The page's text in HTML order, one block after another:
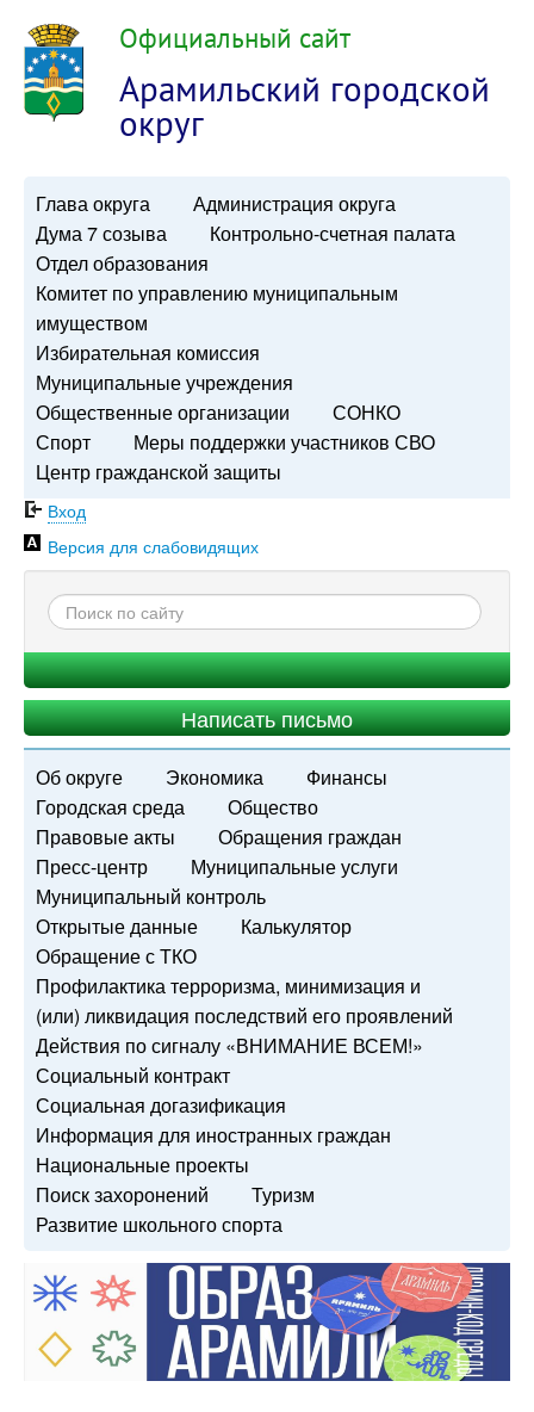
Официальный сайт
Арамильский городской
округ
Глава округа
Администрация округа
Дума 7 созыва
Контрольно-счетная палата
Отдел образования
Комитет по управлению муниципальным
имуществом
Избирательная комиссия
Муниципальные учреждения
Общественные организации
СОНКО
Спорт
Меры поддержки участников СВО
Центр гражданской защиты
Вход
Версия для слабовидящих
Написать письмо
Об округе Экономика
Финансы
Городская среда
Общество
Правовые акты
Обращения граждан
Пресс-центр
Муниципальные услуги
Муниципальный контроль
Открытые данные
Калькулятор
Обращение с ТКО
Профилактика терроризма, минимизация и
(или) ликвидация последствий его проявлений
Действия по сигналу «ВНИМАНИЕ ВСЕМ!»
Социальный контракт
Социальная догазификация
Информация для иностранных граждан
Национальные проекты
Поиск захоронений
Туризм
Развитие школьного спорта